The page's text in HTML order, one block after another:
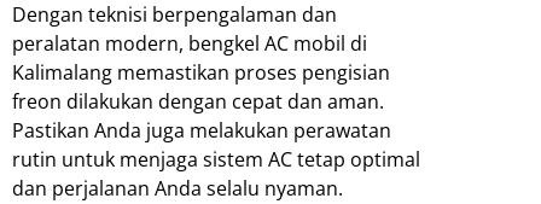
Dengan teknisi berpengalaman dan
peralatan modern, bengkel AC mobil di
Kalimalang memastikan proses pengisian
freon dilakukan dengan cepat dan aman.
Pastikan Anda juga melakukan perawatan
rutin untuk menjaga sistem AC tetap optimal
dan perjalanan Anda selalu nyaman.